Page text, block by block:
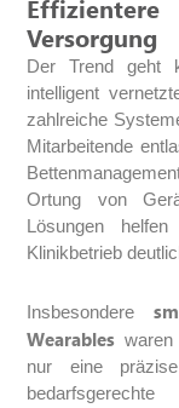
Versorgung
Der Trend
intelligent
zahlreiche
Mitarbeitende
Ortung von
Lösungen
Klinikbetrieb
Insbesondere
Wearables
nur eine